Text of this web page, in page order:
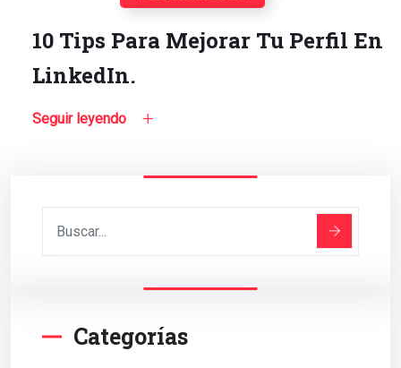
10 Tips Para Mejorar Tu Perfil En
LinkedIn.
Seguir leyendo
Categorías